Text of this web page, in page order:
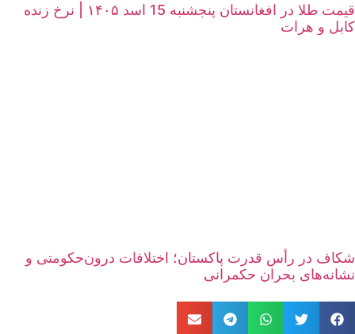
قیمت طلا در افغانستان پنجشنبه 15 اسد ۱۴۰۵ | نرخ زنده
کابل و هرات
شکاف در رأس قدرت پاکستان؛ اختلافات درون‌حکومتی و
نشانه‌های بحران حکمرانی